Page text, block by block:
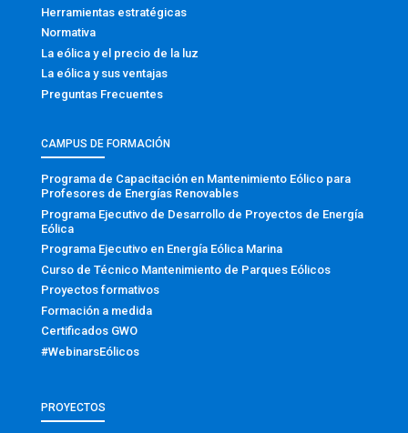
Herramientas estratégicas
Normativa
La eólica y el precio de la luz
La eólica y sus ventajas
Preguntas Frecuentes
CAMPUS DE FORMACIÓN
Programa de Capacitación en Mantenimiento Eólico para
Profesores de Energías Renovables
Programa Ejecutivo de Desarrollo de Proyectos de Energía
Eólica
Programa Ejecutivo en Energía Eólica Marina
Curso de Técnico Mantenimiento de Parques Eólicos
Proyectos formativos
Formación a medida
Certificados GWO
#WebinarsEólicos
PROYECTOS